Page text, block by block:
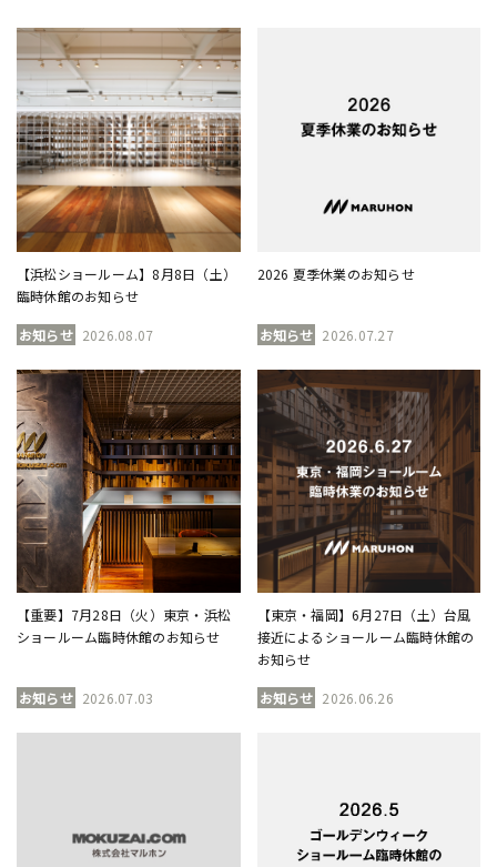
【浜松ショールーム】8月8日（土）
臨時休館のお知らせ
お知らせ 2026.08.07
2026 夏季休業のお知らせ
お知らせ 2026.07.27
【重要】7月28日（火）東京・浜松
ショールーム臨時休館のお知らせ
お知らせ 2026.07.03
【東京・福岡】6月27日（土）台風
接近によるショールーム臨時休館の
お知らせ
お知らせ 2026.06.26